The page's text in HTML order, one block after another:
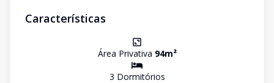
Características
Área Privativa 94m²
3 Dormitórios